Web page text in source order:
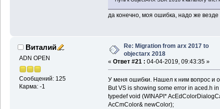
да конечно, моя ошибка, надо же
Виталий
ADN OPEN
Сообщений: 125
Карма: -1
Re: Migration from arx 2017 to
objectarx 2018
« Ответ #21 : 04-04-2019, 09:43:35 »
У меня ошибки. Нашел к ним вопрос и
But VS is showing some error in aced.h
typedef void (WINAPI*
AcCmColor& newColor);